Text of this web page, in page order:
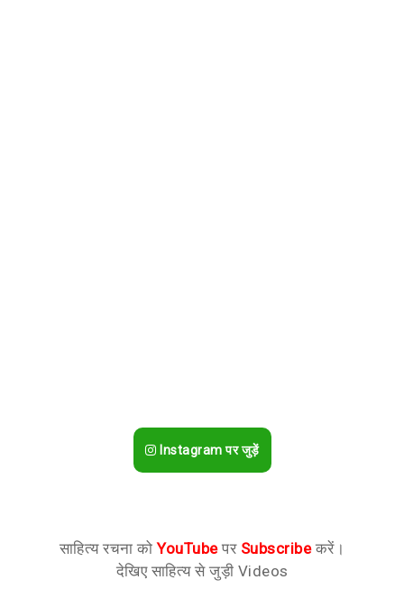
Instagram पर जुड़ें
साहित्य रचना कोYouTubeपर Subscribeकरें।
देखिए साहित्य से जुड़ी Videos